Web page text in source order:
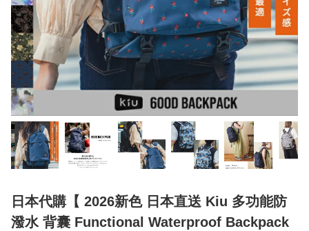
日本代購【 2026新色 日本直送 Kiu 多功能防
潑水 背囊 Functional Waterproof Backpack